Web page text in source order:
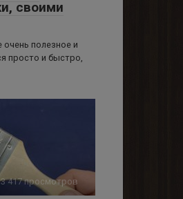
своими
полезное и
просто и быстро,
417 просмотров